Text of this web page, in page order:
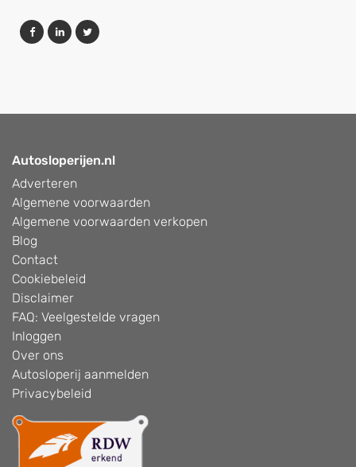
Autosloperijen.nl
Adverteren
Algemene voorwaarden
Algemene voorwaarden verkopen
Blog
Contact
Cookiebeleid
Disclaimer
FAQ: Veelgestelde vragen
Inloggen
Over ons
Autosloperij aanmelden
Privacybeleid